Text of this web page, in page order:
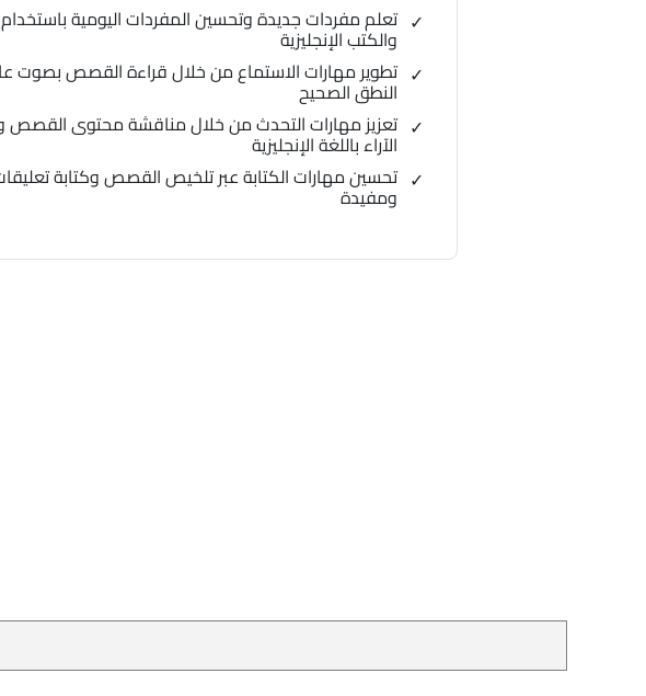
تعلم مفردات جديدة وتحسين المفردات اليومية
والكتب الإنجليزية
تطوير مهارات الاستماع من خلال قراءة القصص بصوت
النطق الصحيح
تعزيز مهارات التحدث من خلال مناقشة محتوى القصص
الآراء باللغة الإنجليزية
تحسين مهارات الكتابة عبر تلخيص القصص وكتابة
ومفيدة